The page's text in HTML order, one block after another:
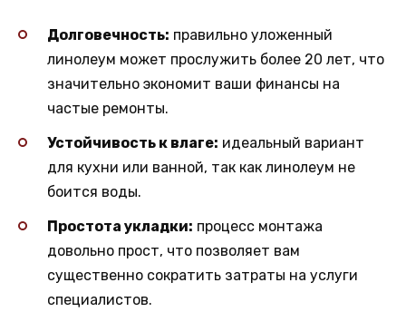
Долговечность: правильно уложенный
линолеум может прослужить более 20 лет, что
значительно экономит ваши финансы на
частые ремонты.
Устойчивость к влаге: идеальный вариант
для кухни или ванной, так как линолеум не
боится воды.
Простота укладки: процесс монтажа
довольно прост, что позволяет вам
существенно сократить затраты на услуги
специалистов.